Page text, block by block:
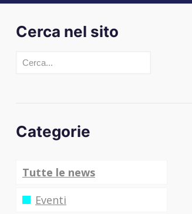
Cerca nel sito
Cerca
Categorie
Tutte le news
Eventi